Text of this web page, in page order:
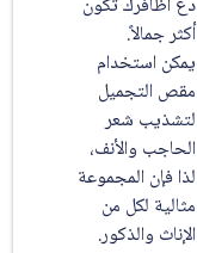
أكثر جمالاً.
يمكن استخدام
مقص التجميل
لتشذيب شعر
الحاجب والأنف،
لذا فإن المجموعة
مثالية لكل من
الإناث والذكور.